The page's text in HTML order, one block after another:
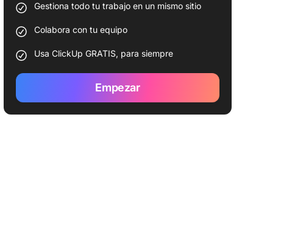
Gestiona todo tu trabajo en un mismo sitio
Colabora con tu equipo
Usa ClickUp GRATIS, para siempre
Empezar